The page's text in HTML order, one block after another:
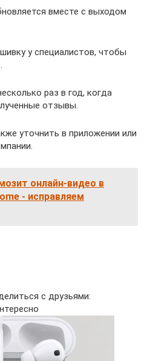
вместе с выходом
у специалистов, чтобы
раз в год, когда
отзывы.
уточнить в приложении или
онлайн-видео в
- исправляем
с друзьями: